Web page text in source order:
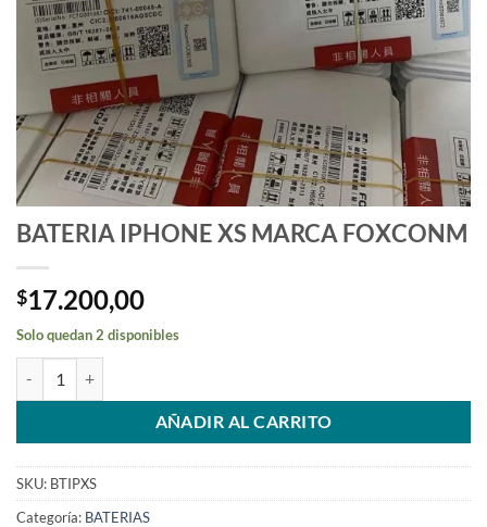
BATERIA IPHONE XS MARCA FOXCONM
$17.200,00
Solo quedan 2 disponibles
AÑADIR AL CARRITO
SKU: BTIPXS
Categoría: BATERIAS